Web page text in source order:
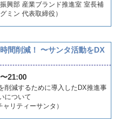
興部 産業ブランド推進室 室長補
ミン 代表取締役）
間削減！ 〜サンタ活動をDX
21:00
削減するために導入したDX推進事
について
リティーサンタ）